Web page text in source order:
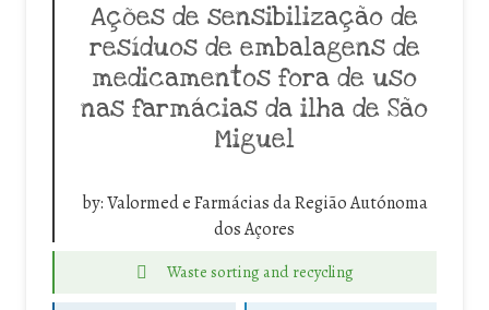
Ações de sensibilização de
resíduos de embalagens de
medicamentos fora de uso
nas farmácias da ilha de São
Miguel
by:Valormed e Farmácias da Região Autónoma
dos Açores
Waste sorting and recycling